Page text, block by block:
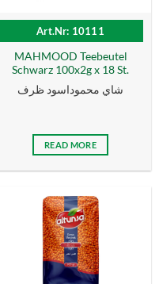
Art.Nr: 10111
MAHMOOD Teebeutel
Schwarz 100x2g x 18 St.
شاي محموداسود ظرف
READ MORE